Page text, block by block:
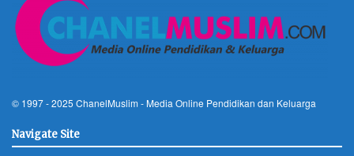
© 1997 - 2025 ChanelMuslim - Media Online Pendidikan dan Keluarga
Navigate Site